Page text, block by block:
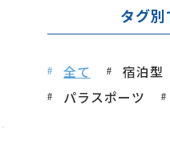
タグ
全て 宿泊型
パラスポーツ